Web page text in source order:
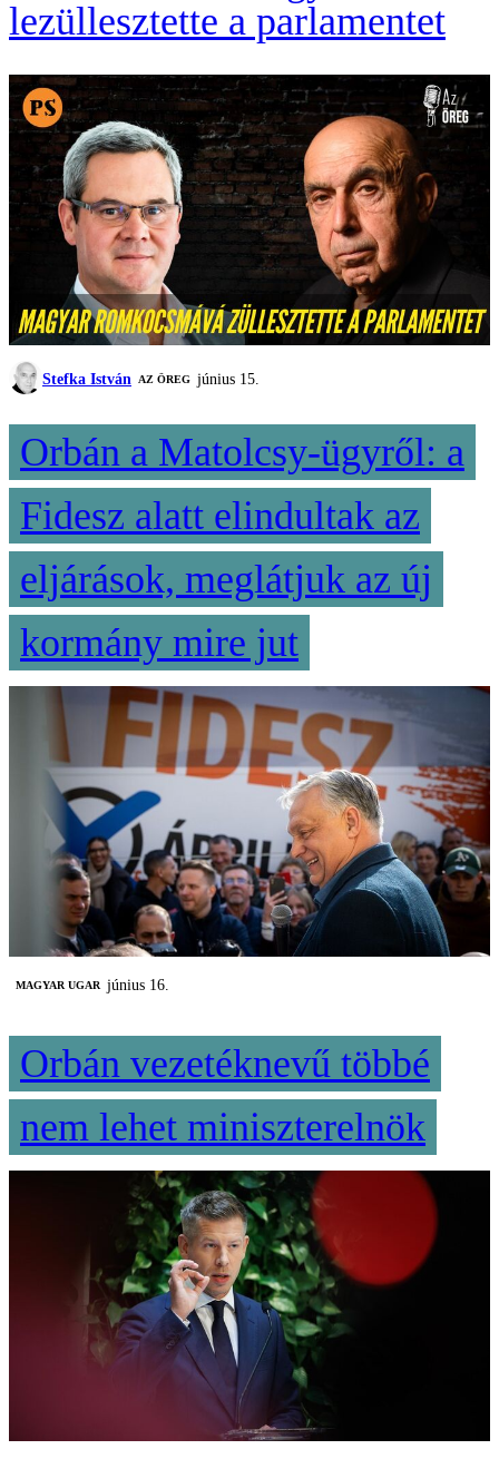
lezüllesztette a parlamentet
Stefka István AZ ÖREG június 15.
Orbán a Matolcsy-ügyről: a
Fidesz alatt elindultak az
eljárások, meglátjuk az új
kormány mire jut
MAGYAR UGAR június 16.
Orbán vezetéknevű többé
nem lehet miniszterelnök